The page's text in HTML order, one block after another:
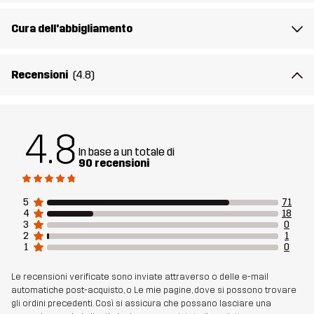
Sostenibilità Dettagli riciclati
articolo
Cura dell'abbigliamento
Recensioni (4.8)
4.8 In base a un totale di
90 recensioni
5
71
4
18
3
0
2
1
1
0
Le recensioni verificate sono inviate attraverso o delle e-mail
automatiche post-acquisto, o Le mie pagine, dove si possono trovare
gli ordini precedenti. Così si assicura che possano lasciare una